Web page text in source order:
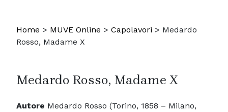
Home > MUVE Online > Capolavori > Medardo
Rosso, Madame X
Medardo Rosso, Madame X
Autore Medardo Rosso (Torino, 1858 – Milano,